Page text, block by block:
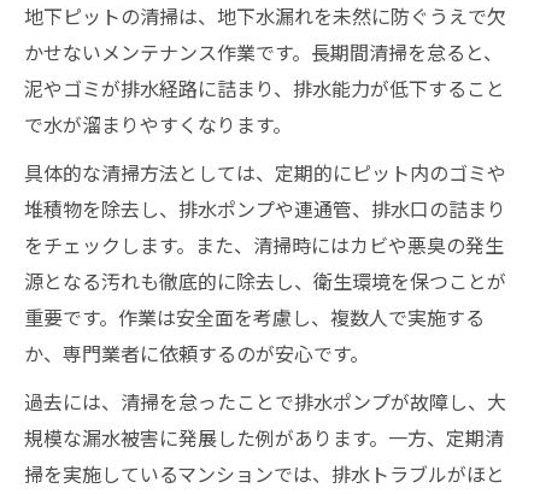
地下ピットの清掃は、地下水漏れを未然に防ぐうえで欠
かせないメンテナンス作業です。長期間清掃を怠ると、
泥やゴミが排水経路に詰まり、排水能力が低下すること
で水が溜まりやすくなります。
具体的な清掃方法としては、定期的にピット内のゴミや
堆積物を除去し、排水ポンプや連通管、排水口の詰まり
をチェックします。また、清掃時にはカビや悪臭の発生
源となる汚れも徹底的に除去し、衛生環境を保つことが
重要です。作業は安全面を考慮し、複数人で実施する
か、専門業者に依頼するのが安心です。
過去には、清掃を怠ったことで排水ポンプが故障し、大
規模な漏水被害に発展した例があります。一方、定期清
掃を実施しているマンションでは、排水トラブルがほと